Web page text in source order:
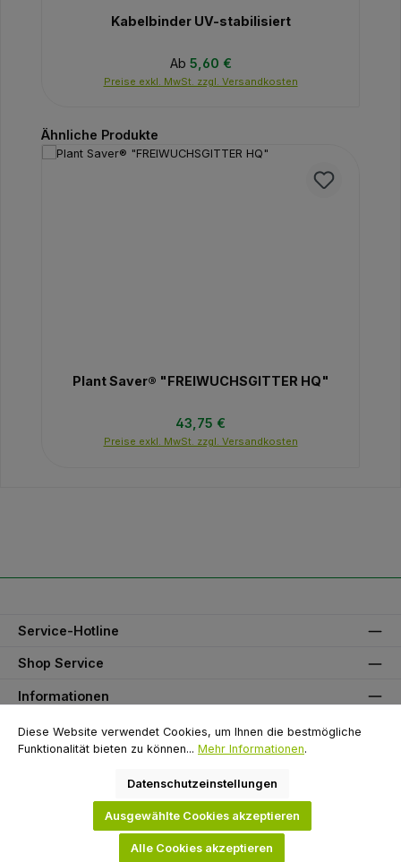
Kabelbinder UV-stabilisiert
Regulärer Preis:
Ab 5,60 €
Preise exkl. MwSt. zzgl. Versandkosten
Produktgalerie überspringen
Ähnliche Produkte
Plant Saver® "FREIWUCHSGITTER HQ"
Regulärer Preis:
43,75 €
Preise exkl. MwSt. zzgl. Versandkosten
Service-Hotline
Shop Service
Informationen
Unser Partner
Alle Preise exkl. gesetzl. Mehrwertsteuer zzgl.Versandkosten
Diese Website verwendet Cookies, um Ihnen die bestmögliche
Funktionalität bieten zu können... Mehr Informationen.
Datenschutzeinstellungen
Ausgewählte Cookies akzeptieren
Alle Cookies akzeptieren